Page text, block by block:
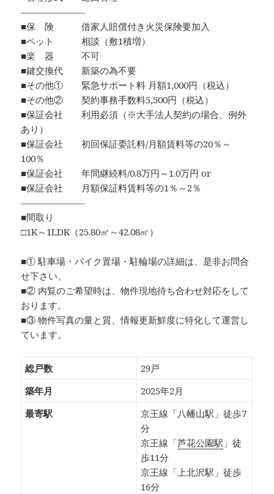
―――――――
■保 険 借家人賠償付き火災保険要加入
■ペット 相談（敷1積増）
■楽 器 不可
■鍵交換代 新築の為不要
■その他① 緊急サポート料 月額1,000円（税込）
■その他② 契約事務手数料5,500円（税込）
■保証会社 利用必須（※大手法人契約の場合、例外
あり）
■保証会社 初回保証委託料/月額賃料等の20％～
100％
■保証会社 年間継続料/0.8万円～1.0万円 or
■保証会社 月額保証料賃料等の1％～2％
―――――――
■間取り
□1K～1LDK（25.80㎡～42.08㎡）
■① 駐車場・バイク置場・駐輪場の詳細は、是非お問合
せ下さい。
■② 内覧のご希望時は、物件現地待ち合わせ対応をして
おります。
■③ 物件写真の量と質、情報更新鮮度に特化して運営し
ています。
総戸数
29戸
築年月
2025年2月
最寄駅
京王線「八幡山駅」徒歩7
分
京王線「芦花公園駅 」徒
歩11分
京王線「上北沢駅」徒歩
16分